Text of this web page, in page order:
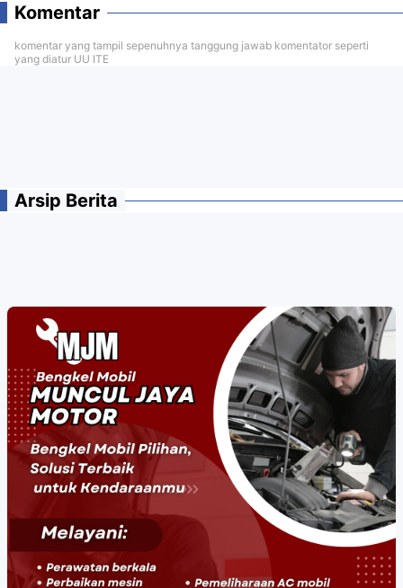
Komentar
komentar yang tampil sepenuhnya tanggung jawab komentator seperti
yang diatur UU ITE
Arsip Berita